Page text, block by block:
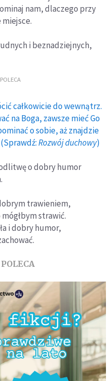
nam, dlaczego przy
i beznadziejnych,
całkowicie do wewnątrz.
na Boga, zawsze mieć Go
o sobie, aż znajdzie
Rozwój duchowy)
o dobry humor
trawieniem,
strawić.
i dobry humor,